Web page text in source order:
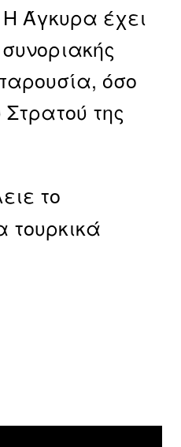
Άγκυρα έχει
όσο
της
το
τουρκικά